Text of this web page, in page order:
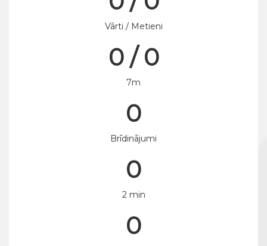
Vārti / Metieni
0 / 0
7m
0
Brīdinājumi
0
2 min
0